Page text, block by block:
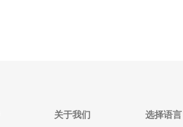
关于我们 选择语言